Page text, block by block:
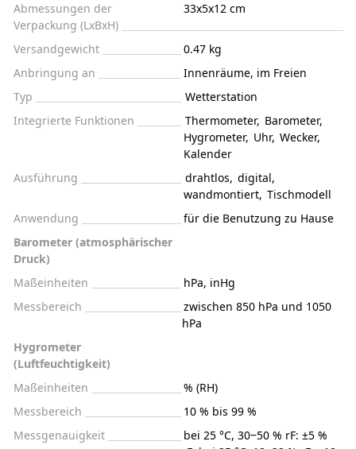
Abmessungen der
Verpackung (LxBxH)
33x5x12 cm
Versandgewicht
0.47 kg
Anbringung an
Innenräume, im Freien
Typ
Wetterstation
Integrierte Funktionen
Thermometer, Barometer,
Hygrometer, Uhr, Wecker,
Kalender
Ausführung
drahtlos, digital,
wandmontiert, Tischmodell
Anwendung
für die Benutzung zu Hause
Barometer (atmosphärischer
Druck)
Maßeinheiten
hPa, inHg
Messbereich
zwischen 850 hPa und 1050
hPa
Hygrometer
(Luftfeuchtigkeit)
Maßeinheiten
% (RH)
Messbereich
10 % bis 99 %
Messgenauigkeit
bei 25 °C, 30‒50 % rF: ±5 %